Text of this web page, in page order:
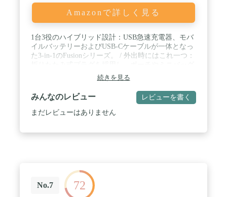
Amazonで詳しく見る
1台3役のハイブリッド設計：USB急速充電器、モバ
イルバッテリーおよびUSB-Cケーブルが一体となっ
た3-in-1のFusionシリーズ。 / 外出時にはこれ一つ：
にも収まる小型デザイン。コンセント一体型且つ
USB-Cケーブル一体型のため、充電器とケーブルを
別途持ち運ぶ必要がありません。 / コンパクトなが
らパワフル：充電器としては最大30W、モバイルバ
ッテリーとしても最大22.5W出力でiPhone 16シリー
体への充電が可能。スマホなどに充電器として使用
しつつモバイルバッテリーにも充電されるため、充
電忘れの心配がありません。※お使いのデバイスへ
続きを見る
みんなのレビュー レビューを書く
まだレビューはありません
No.7 72